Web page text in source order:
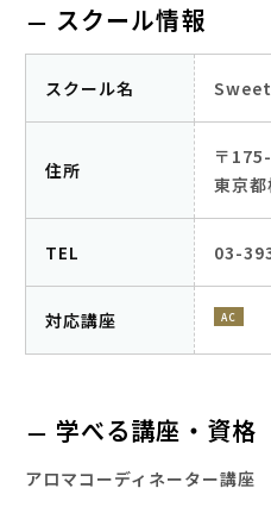
スクール情報
スクール名
住所
〒
東京
TEL 03-
対応講座 AC
学べる講座・資格
アロマコーディネーター講座